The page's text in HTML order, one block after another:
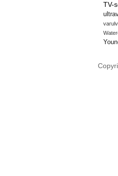
TV-
varulv